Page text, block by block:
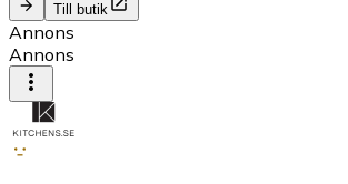
Till butik
Annons
Annons